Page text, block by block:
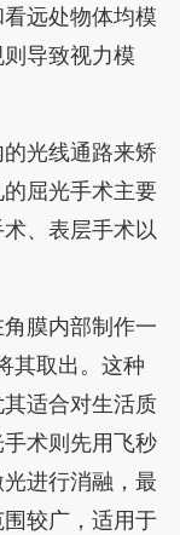
远处物体均模
导致视力模
光线通路来矫
屈光手术主要
、‌表层手术以
膜内部制作一
其取出。这种
适合对生活质
术则先用飞秒
进行消融，最
较广，适用于